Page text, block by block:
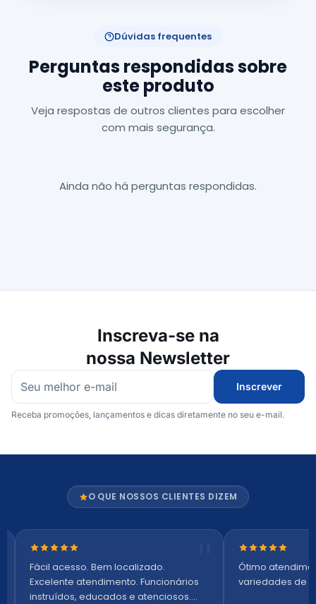
Dúvidas frequentes
Perguntas respondidas sobre
este produto
Veja respostas de outros clientes para escolher
com mais segurança.
Ainda não há perguntas respondidas.
Inscreva-se na
nossa Newsletter
Inscrever
Receba promoções, lançamentos e dicas diretamente no seu e-mail.
O QUE NOSSOS CLIENTES DIZEM
Nota 5 de 5 estrelas
Fácil acesso. Bem localizado.
Excelente atendimento. Funcionários
instruídos, educados e atenciosos.
Nota 5 de 5
Ótimo
variedades de